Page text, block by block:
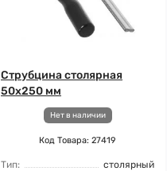
Струбцина столярная
50x250 мм
Нет в наличии
Код Товара: 27419
Тип:
столярный